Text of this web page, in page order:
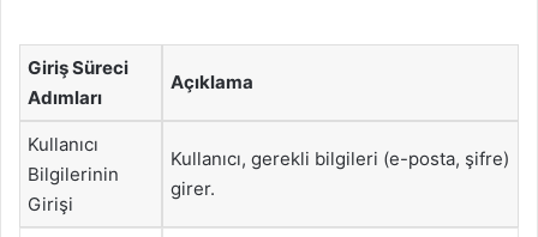
Giriş Süreci
Adımları
Açıklama
Kullanıcı
Bilgilerinin
Girişi
Kullanıcı, gerekli bilgileri (e-posta, şifre)
girer.